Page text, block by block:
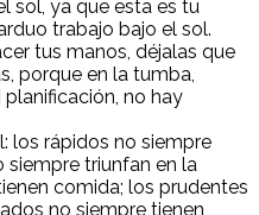
sol, ya que esta es tu
trabajo bajo el sol.
tus manos, déjalas que
porque en la tumba,
no hay
los rápidos no siempre
siempre triunfan en la
comida; los prudentes
no siempre tienen